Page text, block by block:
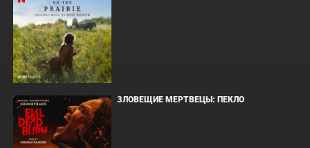
ЗЛОВЕЩИЕ МЕРТВЕЦЫ: ПЕКЛО